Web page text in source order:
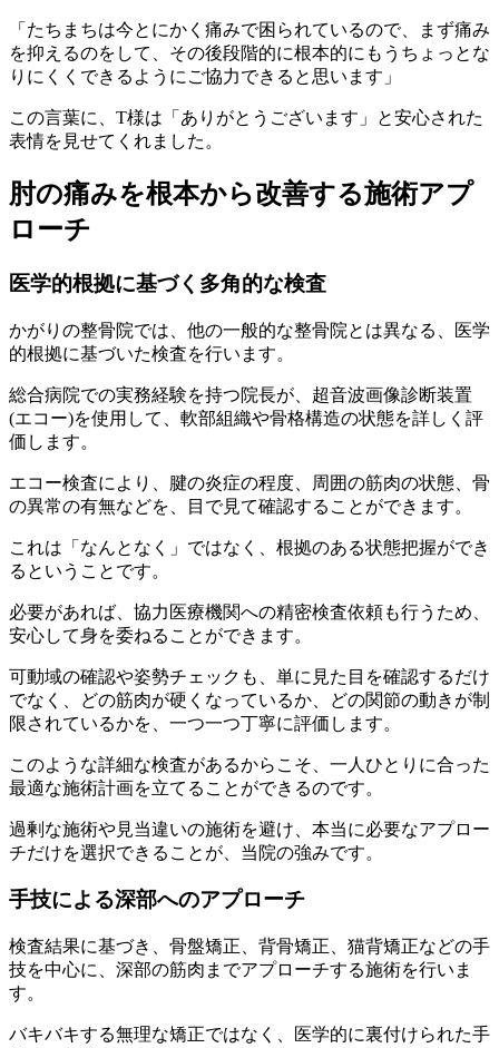
「たちまちは今とにかく痛みで困られているので、まず痛み
を抑えるのをして、その後段階的に根本的にもうちょっとな
りにくくできるようにご協力できると思います」
この言葉に、T様は「ありがとうございます」と安心された
表情を見せてくれました。
肘の痛みを根本から改善する施術アプ
ローチ
医学的根拠に基づく多角的な検査
かがりの整骨院では、他の一般的な整骨院とは異なる、医学
的根拠に基づいた検査を行います。
総合病院での実務経験を持つ院長が、超音波画像診断装置
(エコー)を使用して、軟部組織や骨格構造の状態を詳しく評
価します。
エコー検査により、腱の炎症の程度、周囲の筋肉の状態、骨
の異常の有無などを、目で見て確認することができます。
これは「なんとなく」ではなく、根拠のある状態把握ができ
るということです。
必要があれば、協力医療機関への精密検査依頼も行うため、
安心して身を委ねることができます。
可動域の確認や姿勢チェックも、単に見た目を確認するだけ
でなく、どの筋肉が硬くなっているか、どの関節の動きが制
限されているかを、一つ一つ丁寧に評価します。
このような詳細な検査があるからこそ、一人ひとりに合った
最適な施術計画を立てることができるのです。
過剰な施術や見当違いの施術を避け、本当に必要なアプロー
チだけを選択できることが、当院の強みです。
手技による深部へのアプローチ
検査結果に基づき、骨盤矯正、背骨矯正、猫背矯正などの手
技を中心に、深部の筋肉までアプローチする施術を行いま
す。
バキバキする無理な矯正ではなく、医学的に裏付けられた手